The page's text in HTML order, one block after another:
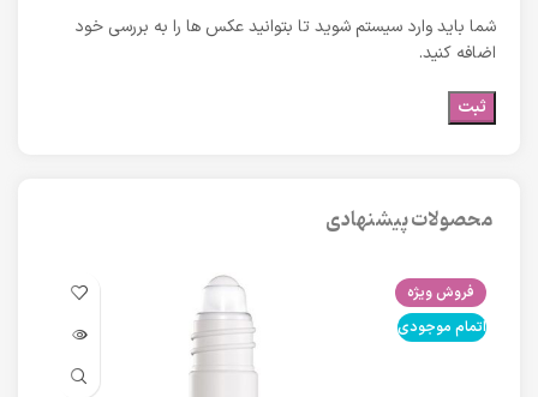
شما باید وارد سیستم شوید تا بتوانید عکس ها را به بررسی خود
اضافه کنید.
محصولات پیشنهادی
فروش ویژه
اتمام موجودی